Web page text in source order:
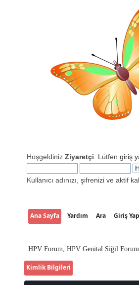
Hoşgeldiniz Ziyaretçi . Lütfen giriş
Kullanıcı adınızı, şifrenizi ve aktif
Ana Sayfa Yardım Ara Giriş Yap
HPV Forum, HPV Genital Siğil Forum
Kimlik Bilgileri